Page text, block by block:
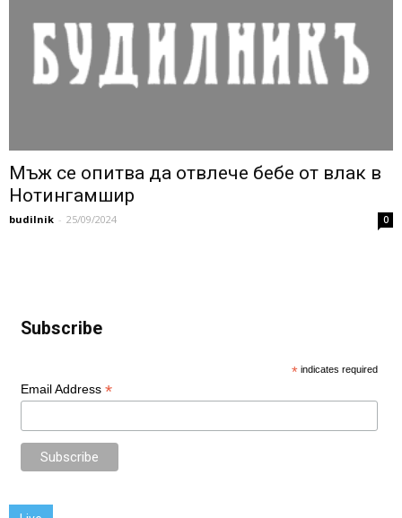
Мъж се опитва да отвлече бебе от влак в
Нотингамшир
budilnik - 25/09/2024 0
Subscribe
* indicates required
Email Address *